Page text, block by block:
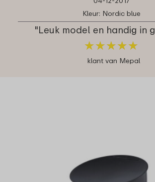
Kleur: Nordic blue
"Leuk model en handig in
★★★★★
★★★★★
klant van Mepal